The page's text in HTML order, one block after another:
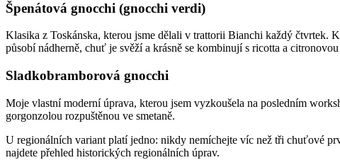
Špenátová gnocchi (gnocchi verdi)
Klasika z Toskánska, kterou jsme dělali v trattorii Bianchi každý čtvrtek.
působí nádherně, chuť je svěží a krásně se kombinují s ricotta a
Sladkobramborová gnocchi
Moje vlastní moderní úprava, kterou jsem vyzkoušela na posledním
gorgonzolou rozpuštěnou ve smetaně.
U regionálních variant platí jedno: nikdy nemíchejte víc než tři chuťové
najdete přehled historických regionálních úprav.